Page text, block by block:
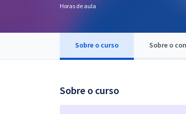
OAB
Questões grátis
Horas de aula
Sobre o curso Sobre o
Sobre o curso